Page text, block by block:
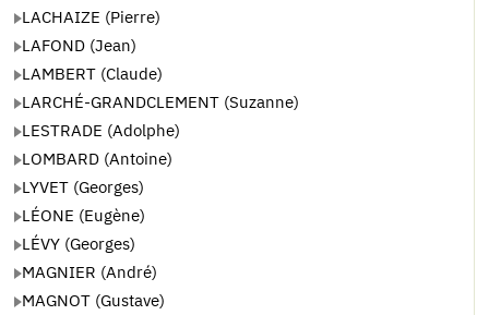
LACHAIZE (Pierre)
LAFOND (Jean)
LAMBERT (Claude)
LARCHÉ-GRANDCLEMENT (Suzanne)
LESTRADE (Adolphe)
LOMBARD (Antoine)
LYVET (Georges)
LÉONE (Eugène)
LÉVY (Georges)
MAGNIER (André)
MAGNOT (Gustave)